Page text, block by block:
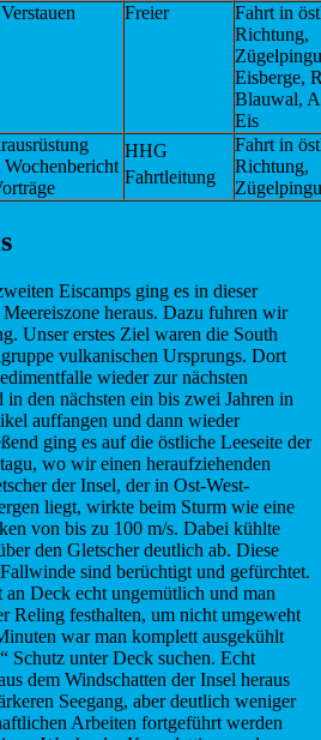
Freier
Fahrt in
Richtung,
Eisberge,
Blauwal,
Eis
HHG
Fahrtleitung
Fahrt in
Richtung,
Eiscamps ging es in dieser
heraus. Dazu fuhren wir
Unser erstes Ziel waren die South
vulkanischen Ursprungs. Dort
wieder zur nächsten
den nächsten ein bis zwei Jahren in
auffangen und dann wieder
ging es auf die östliche Leeseite der
wo wir einen heraufziehenden
der Insel, der in Ost-West-
liegt, wirkte beim Sturm wie eine
von bis zu 100 m/s. Dabei kühlte
den Gletscher deutlich ab. Diese
sind berüchtigt und gefürchtet.
an Deck echt ungemütlich und man
Reling festhalten, um nicht umgeweht
war man komplett ausgekühlt
Schutz unter Deck suchen. Echt
dem Windschatten der Insel heraus
Seegang, aber deutlich weniger
Arbeiten fortgeführt werden